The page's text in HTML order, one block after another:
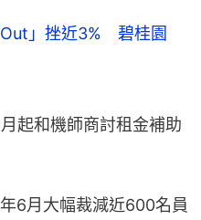
」挫近3% 碧桂園
起和機師商討租金補助
6月大幅裁減近600名員